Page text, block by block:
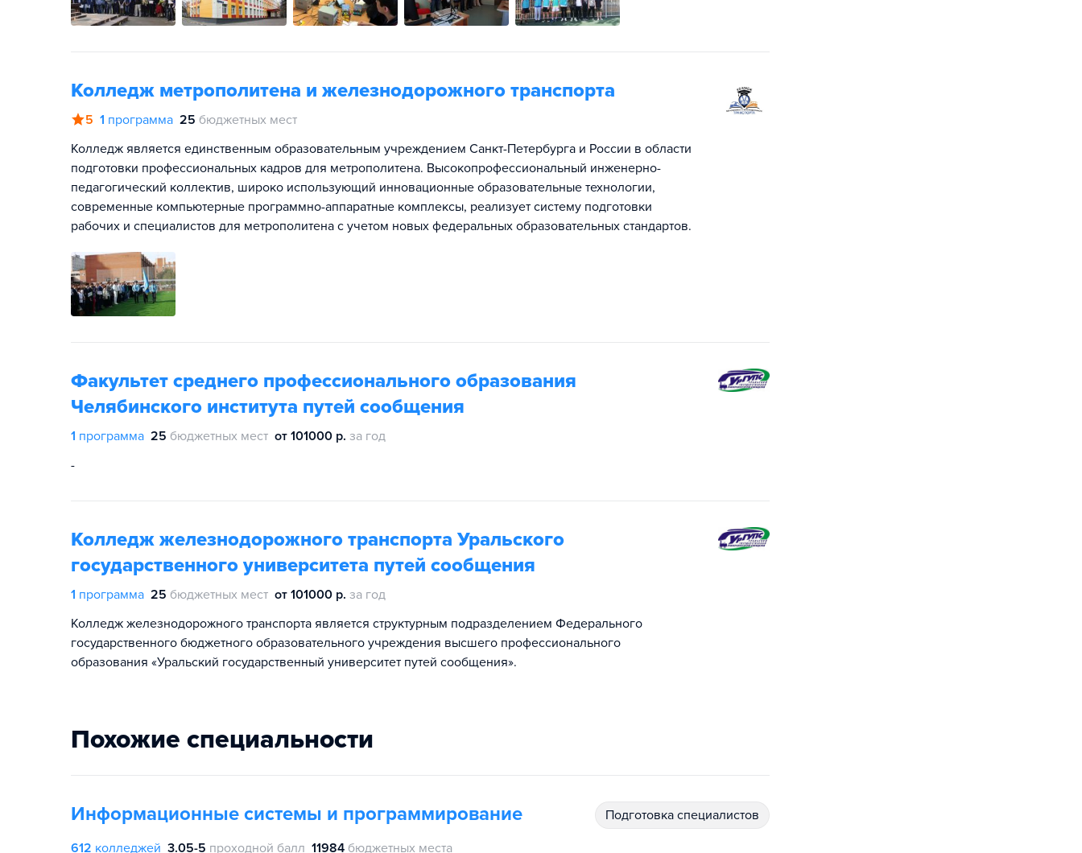
Колледж метрополитена и железнодорожного транспорта
5 1 программа 25 бюджетных мест
Колледж является единственным образовательным учреждением Санкт-Петербурга и России в области
подготовки профессиональных кадров для метрополитена. Высокопрофессиональный инженерно-
педагогический коллектив, широко использующий инновационные образовательные технологии,
современные компьютерные программно-аппаратные комплексы, реализует систему подготовки
рабочих и специалистов для метрополитена с учетом новых федеральных образовательных стандартов.
Факультет среднего профессионального образования
Челябинского института путей сообщения
1 программа 25 бюджетных мест от 101000 р. за год
-
Колледж железнодорожного транспорта Уральского
государственного университета путей сообщения
1 программа 25 бюджетных мест от 101000 р. за год
Колледж железнодорожного транспорта является структурным подразделением Федерального
государственного бюджетного образовательного учреждения высшего профессионального
образования «Уральский государственный университет путей сообщения».
Похожие специальности
Информационные системы и программирование подготовка специалистов
612 колледжей 3.05-5 проходной балл 11984 бюджетных места